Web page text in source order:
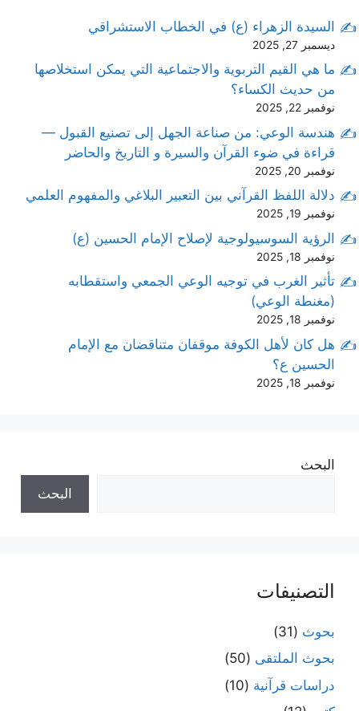
السيدة الزهراء (ع) في الخطاب الاستشراقي
ديسمبر 27, 2025
ما هي القيم التربوية والاجتماعية التي يمكن استخلاصها
من حديث الكساء؟
نوفمبر 22, 2025
هندسة الوعي: من صناعة الجهل إلى تصنيع القبول —
قراءة في ضوء القرآن والسيرة و التاريخ والحاضر
نوفمبر 20, 2025
دلالة اللفظ القرآني بين التعبير البلاغي والمفهوم العلمي
نوفمبر 19, 2025
الرؤية السوسيولوجية لإصلاح الإمام الحسين (ع)
نوفمبر 18, 2025
تأثير الغرب في توجيه الوعي الجمعي واستقطابه
(مغنطة الوعي)
نوفمبر 18, 2025
هل كان لأهل الكوفة موقفان متناقضان مع الإمام
الحسين ع؟
نوفمبر 18, 2025
البحث
البحث
التصنيفات
بحوث (31)
بحوث الملتقى (50)
دراسات قرآنية (10)